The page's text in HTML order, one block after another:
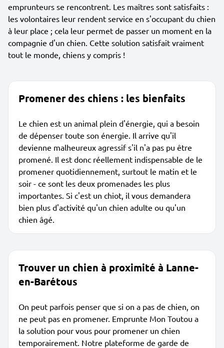
emprunteurs se rencontrent. Les maîtres sont satisfaits :
les volontaires leur rendent service en s'occupant du chien
à leur place ; cela leur permet de passer un moment en la
compagnie d'un chien. Cette solution satisfait vraiment
tout le monde, chiens y compris !
Promener des chiens : les bienfaits
Le chien est un animal plein d'énergie, qui a besoin
de dépenser toute son énergie. Il arrive qu'il
devienne malheureux agressif s'il n'a pas pu être
promené. Il est donc réellement indispensable de le
promener quotidiennement, surtout le matin et le
soir - ce sont les deux promenades les plus
importantes. Si c'est un chiot, il vous demandera
bien plus d'activité qu'un chien adulte ou qu'un
chien âgé.
Trouver un chien à proximité à Lanne-
en-Barétous
On peut parfois penser que si on a pas de chien, on
ne peut pas en promener. Emprunte Mon Toutou a
la solution pour vous pour promener un chien
temporairement. Notre plateforme de garde de